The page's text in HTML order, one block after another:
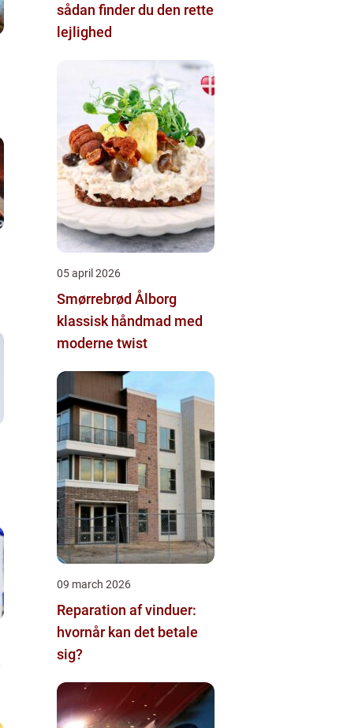
sådan finder du den rette
lejlighed
05 april 2026
Smørrebrød Ålborg
klassisk håndmad med
moderne twist
09 march 2026
Reparation af vinduer:
hvornår kan det betale
sig?